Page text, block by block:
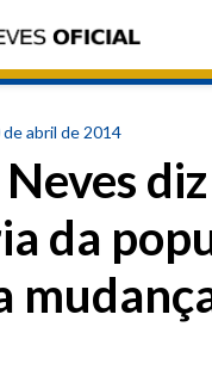
abril de 2014
da